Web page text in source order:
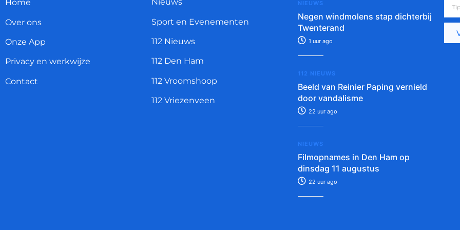
Home
Over ons
Onze App
Privacy en werkwijze
Contact
Sport en Evenementen
112 Nieuws
112 Den Ham
112 Vroomshoop
112 Vriezenveen
NIEUWS
Negen windmolens stap dichterbij
Twenterand
1 uur ago
112 NIEUWS
Beeld van Reinier Paping vernield
door vandalisme
22 uur ago
NIEUWS
Filmopnames in Den Ham op
dinsdag 11 augustus
22 uur ago